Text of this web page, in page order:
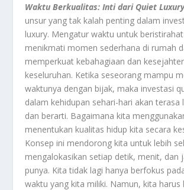
Waktu Berkualitas: Inti dari Quiet
unsur yang tak kalah penting dalam
luxury. Mengatur waktu untuk
menikmati momen sederhana di rumah
memperkuat kebahagiaan dan
keseluruhan. Ketika seseorang mampu
waktunya dengan bijak, maka investasi
dalam kehidupan sehari-hari akan terasa
dan berarti. Bagaimana kita
menentukan kualitas hidup kita secara
Konsep ini mendorong kita untuk lebih
mengalokasikan setiap detik, menit, dan
punya. Kita tidak lagi hanya berfokus
waktu yang kita miliki. Namun, kita harus